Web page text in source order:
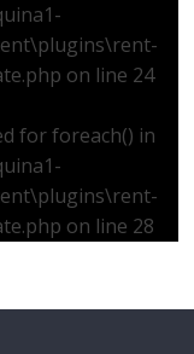
on line 24
for foreach() in
on line 28